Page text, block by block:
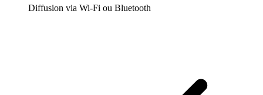
Diffusion via Wi-Fi ou Bluetooth